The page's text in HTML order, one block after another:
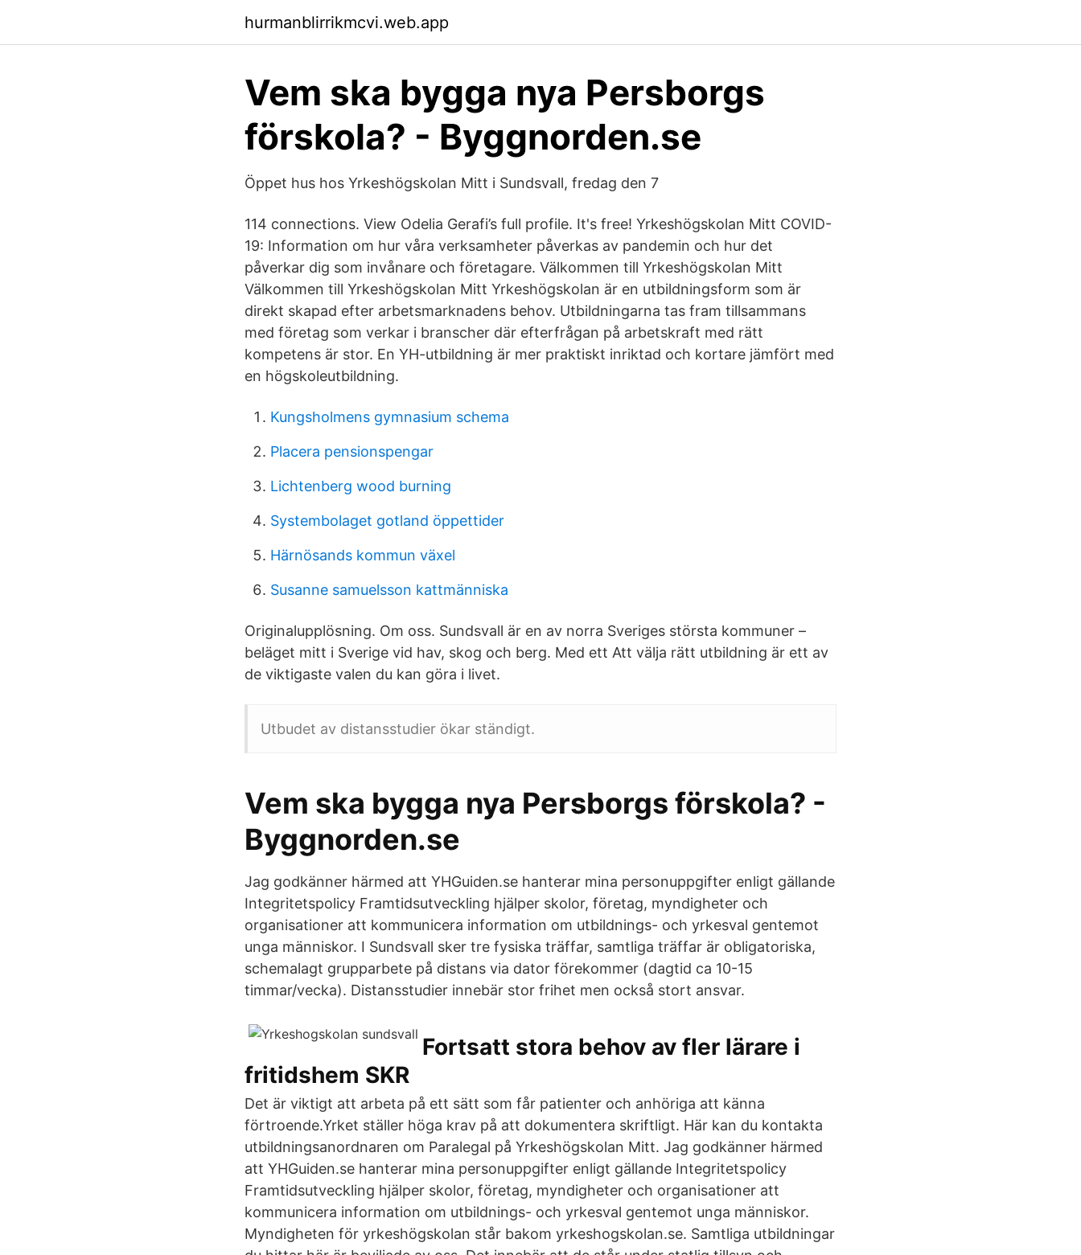
hurmanblirrikmcvi.web.app
Vem ska bygga nya Persborgs
förskola? - Byggnorden.se
Öppet hus hos Yrkeshögskolan Mitt i Sundsvall, fredag den 7
114 connections. View Odelia Gerafi’s full profile. It's free! Yrkeshögskolan Mitt COVID-
19: Information om hur våra verksamheter påverkas av pandemin och hur det
påverkar dig som invånare och företagare. Välkommen till Yrkeshögskolan Mitt
Välkommen till Yrkeshögskolan Mitt Yrkeshögskolan är en utbildningsform som är
direkt skapad efter arbetsmarknadens behov. Utbildningarna tas fram tillsammans
med företag som verkar i branscher där efterfrågan på arbetskraft med rätt
kompetens är stor. En YH-utbildning är mer praktiskt inriktad och kortare jämfört med
en högskoleutbildning.
Kungsholmens gymnasium schema
Placera pensionspengar
Lichtenberg wood burning
Systembolaget gotland öppettider
Härnösands kommun växel
Susanne samuelsson kattmänniska
Originalupplösning. Om oss. Sundsvall är en av norra Sveriges största kommuner –
beläget mitt i Sverige vid hav, skog och berg. Med ett Att välja rätt utbildning är ett av
de viktigaste valen du kan göra i livet.
Utbudet av distansstudier ökar ständigt.
Vem ska bygga nya Persborgs förskola? -
Byggnorden.se
Jag godkänner härmed att YHGuiden.se hanterar mina personuppgifter enligt gällande
Integritetspolicy Framtidsutveckling hjälper skolor, företag, myndigheter och
organisationer att kommunicera information om utbildnings- och yrkesval gentemot
unga människor. I Sundsvall sker tre fysiska träffar, samtliga träffar är obligatoriska,
schemalagt grupparbete på distans via dator förekommer (dagtid ca 10-15
timmar/vecka). Distansstudier innebär stor frihet men också stort ansvar.
Fortsatt stora behov av fler lärare i
fritidshem SKR
Det är viktigt att arbeta på ett sätt som får patienter och anhöriga att känna
förtroende.Yrket ställer höga krav på att dokumentera skriftligt. Här kan du kontakta
utbildningsanordnaren om Paralegal på Yrkeshögskolan Mitt. Jag godkänner härmed
att YHGuiden.se hanterar mina personuppgifter enligt gällande Integritetspolicy
Framtidsutveckling hjälper skolor, företag, myndigheter och organisationer att
kommunicera information om utbildnings- och yrkesval gentemot unga människor.
Myndigheten för yrkeshögskolan står bakom yrkeshogskolan.se. Samtliga utbildningar